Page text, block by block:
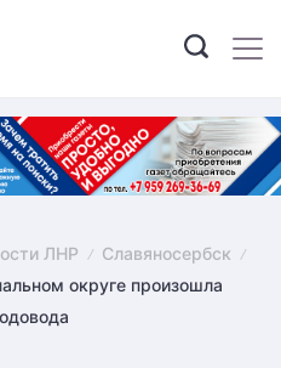
ЛНР
Славяносербск
округе произошла